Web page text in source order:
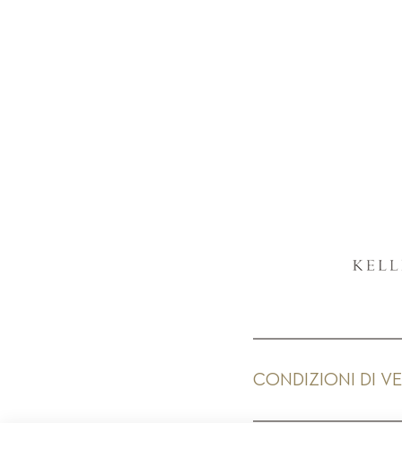
CONDIZIONI DI